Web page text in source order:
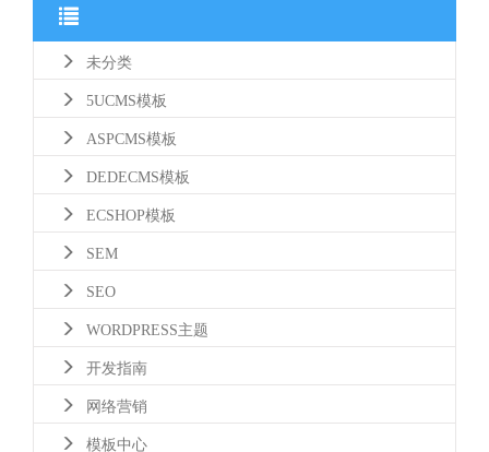
未分类
5UCMS模板
ASPCMS模板
DEDECMS模板
ECSHOP模板
SEM
SEO
WORDPRESS主题
开发指南
网络营销
模板中心